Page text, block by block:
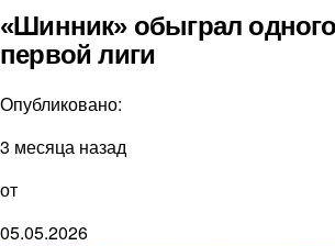
«Шинник» обыграл
первой лиги
Опубликовано:
3 месяца назад
от
05.05.2026